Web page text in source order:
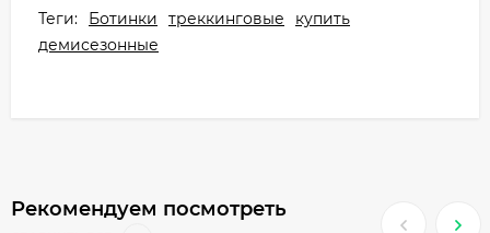
Теги: Ботинки треккинговые
купить
демисезонные
Рекомендуем посмотреть